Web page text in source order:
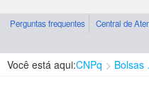
Perguntas frequentes Central de
Você está aqui:CNPq